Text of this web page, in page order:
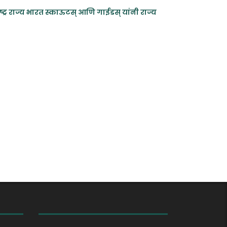
राज्य भारत स्काऊटस् आणि गाईडस् यांनी राज्य